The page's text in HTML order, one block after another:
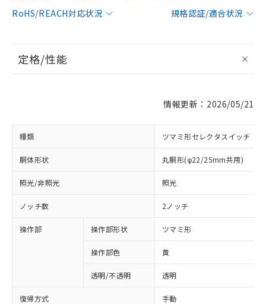
RoHS/REACH対応状況
規格認証/適合状況
定格/性能
情報更新：2026/05/21
種類 ツマミ形セレクタスイッチ
胴体形状 丸胴形(φ22/25mm共用)
照光/非照光 照光
ノッチ数 2ノッチ
操作部 操作部形状 ツマミ形
操作部色 黄
透明/不透明 透明
復帰方式 手動